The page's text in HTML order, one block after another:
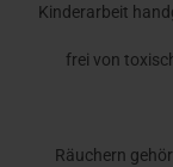
Kinderarbeit
frei von
Räuchern